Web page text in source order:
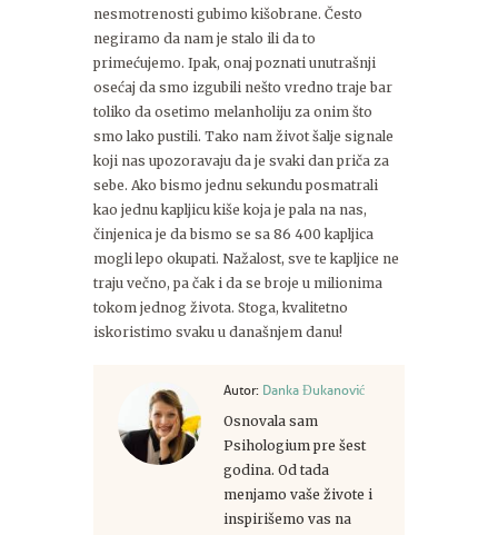
nesmotrenosti gubimo kišobrane. Često
negiramo da nam je stalo ili da to
primećujemo. Ipak, onaj poznati unutrašnji
osećaj da smo izgubili nešto vredno traje bar
toliko da osetimo melanholiju za onim što
smo lako pustili. Tako nam život šalje signale
koji nas upozoravaju da je svaki dan priča za
sebe. Ako bismo jednu sekundu posmatrali
kao jednu kapljicu kiše koja je pala na nas,
činjenica je da bismo se sa 86 400 kapljica
mogli lepo okupati. Nažalost, sve te kapljice ne
traju večno, pa čak i da se broje u milionima
tokom jednog života. Stoga, kvalitetno
iskoristimo svaku u današnjem danu!
Autor: Danka Đukanović
Osnovala sam
Psihologium pre šest
godina. Od tada
menjamo vaše živote i
inspirišemo vas na